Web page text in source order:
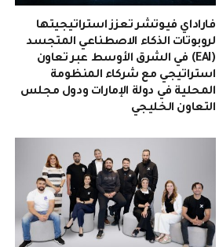
فاراداي فيوتشر تعزز استراتيجيتها
لروبوتات الذكاء الاصطناعي المتجسد
(EAI) في الشرق الأوسط عبر تعاون
استراتيجي مع شركاء المنظومة
المحلية في دولة الإمارات ودول مجلس
التعاون الخليجي